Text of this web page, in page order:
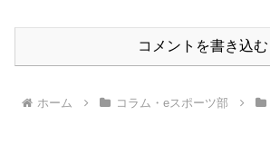
コメントを書き込む
ホーム コラム・eスポーツ部